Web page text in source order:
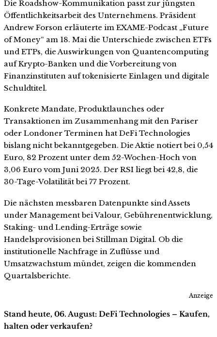
Die Roadshow-Kommunikation passt zur jüngsten
Öffentlichkeitsarbeit des Unternehmens. Präsident
Andrew Forson erläuterte im EXAME-Podcast „Future
of Money“ am 18. Mai die Unterschiede zwischen ETFs
und ETPs, die Auswirkungen von Quantencomputing
auf Krypto-Banken und die Vorbereitung von
Finanzinstituten auf tokenisierte Einlagen und digitale
Schuldtitel.
Konkrete Mandate, Produktlaunches oder
Transaktionen im Zusammenhang mit den Pariser
oder Londoner Terminen hat DeFi Technologies
bislang nicht bekanntgegeben. Die Aktie notiert bei 0,54
Euro, 82 Prozent unter dem 52-Wochen-Hoch von
3,06 Euro vom Juni 2025. Der RSI liegt bei 42,8, die
30-Tage-Volatilität bei 77 Prozent.
Die nächsten messbaren Datenpunkte sind Assets
under Management bei Valour, Gebührenentwicklung,
Staking- und Lending-Erträge sowie
Handelsprovisionen bei Stillman Digital. Ob die
institutionelle Nachfrage in Zuflüsse und
Umsatzwachstum mündet, zeigen die kommenden
Quartalsberichte.
Anzeige
Stand heute, 06. August: DeFi Technologies – Kaufen,
halten oder verkaufen?